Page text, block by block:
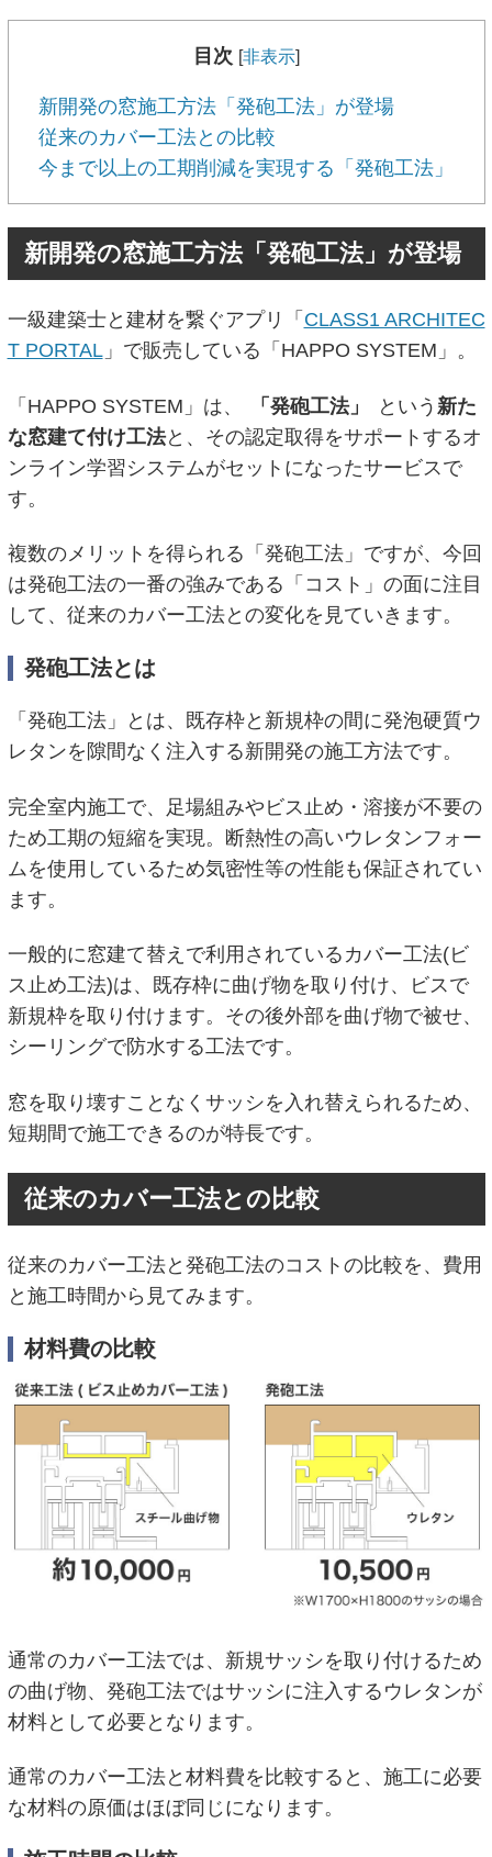
目次 [非表示]
新開発の窓施工方法「発砲工法」が登場
従来のカバー工法との比較
今まで以上の工期削減を実現する「発砲工法」
新開発の窓施工方法「発砲工法」が登場
一級建築士と建材を繋ぐアプリ「 CLASS1 ARCHITEC
T PORTAL」で販売している「HAPPO SYSTEM」。
「HAPPO SYSTEM」は、 「発砲工法」 という 新た
な窓建て付け工法と、その認定取得をサポートするオ
ンライン学習システムがセットになったサービスで
す。
複数のメリットを得られる「発砲工法」ですが、今回
は発砲工法の一番の強みである「コスト」の面に注目
して、従来のカバー工法との変化を見ていきます。
発砲工法とは
「発砲工法」とは、既存枠と新規枠の間に発泡硬質ウ
レタンを隙間なく注入する新開発の施工方法です。
完全室内施工で、足場組みやビス止め・溶接が不要の
ため工期の短縮を実現。断熱性の高いウレタンフォー
ムを使用しているため気密性等の性能も保証されてい
ます。
一般的に窓建て替えで利用されているカバー工法(ビ
ス止め工法)は、既存枠に曲げ物を取り付け、ビスで
新規枠を取り付けます。その後外部を曲げ物で被せ、
シーリングで防水する工法です。
窓を取り壊すことなくサッシを入れ替えられるため、
短期間で施工できるのが特長です。
従来のカバー工法との比較
従来のカバー工法と発砲工法のコストの比較を、費用
と施工時間から見てみます。
材料費の比較
通常のカバー工法では、新規サッシを取り付けるため
の曲げ物、発砲工法ではサッシに注入するウレタンが
材料として必要となります。
通常のカバー工法と材料費を比較すると、施工に必要
な材料の原価はほぼ同じになります。